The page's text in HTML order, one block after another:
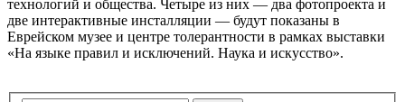
технологий и общества. Четыре из них — два фотопроекта и
две интерактивные инсталляции — будут показаны в
Еврейском музее и центре толерантности в рамках выставки
«На языке правил и исключений. Наука и искусство».